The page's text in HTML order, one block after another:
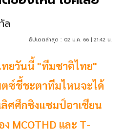
ล
อัปเดตล่าสุด : 02 ม.ค. 66 | 21:42 น.
ยวันนี้ "ทีมชาติไทย"
ซ์ชี้ชะตาทีมไหนจะได้
ลิศศึกชิงแชมป์อาเซียน
MCOTHD และ T-